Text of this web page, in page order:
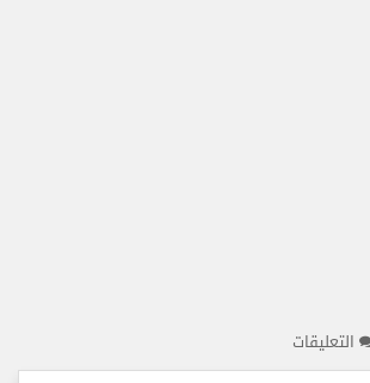
التعليقات